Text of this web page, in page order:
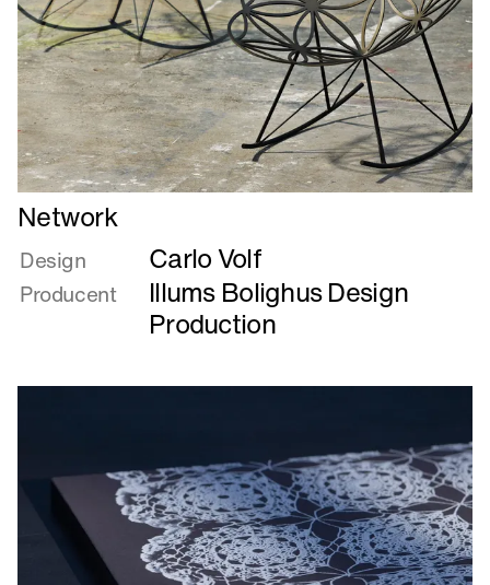
Læs
mere
om
Network
Network
Design Carlo Volf
Producent
Illums Bolighus Design
Production